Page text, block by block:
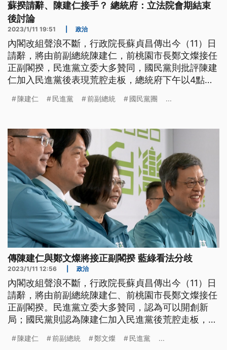
蘇揆請辭、陳建仁接手？ 總統府：立法院會期結束
後討論
2023/1/11 19:51 政治
內閣改組聲浪不斷，行政院長蘇貞昌傳出今（11）日
請辭，將由前副總統陳建仁，前桃園市長鄭文燦接任
正副閣揆，民進黨立委大多贊同，國民黨則批評陳建
仁加入民進黨後表現荒腔走板，總統府下午以4點回
段的內閣調整，將在立法院會期結束後進行討論。
陳建仁 民進黨 前副總統 國民黨團 ...
傳陳建仁與鄭文燦將接正副閣揆 藍綠看法分歧
2023/1/11 12:56 政治
內閣改組聲浪不斷，行政院長蘇貞昌傳出今（11）日
請辭，將由前副總統陳建仁、前桃園市長鄭文燦接任
正副閣揆。民進黨立委大多贊同，認為可以開創新
局；國民黨則認為陳建仁加入民進黨後荒腔走板，應
長會和總統討論，再對外說明。
陳建仁 前副總統 鄭文燦 民進黨 ...